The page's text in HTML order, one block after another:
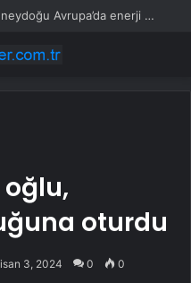
Bahçeli’nin yeni partiye “hazine yardımı” açıklaması… mehmet emin ekmen: “hazine aracılığıyla sağlanan finansmanın daha adil dağıtılması için makul ve doğru bir öneri”
oğlu,
oturdu
3, 2024 0 0